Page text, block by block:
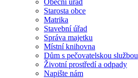
Obecní úřad
Starosta obce
Matrika
Stavební úřad
Správa majetku
Místní knihovna
Dům s pečovatelskou službou
Životní prostředí a odpady
Napište nám